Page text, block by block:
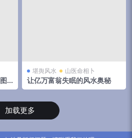
频
堪舆风水 山医命相卜
让亿万富翁失眠的风水奥秘
加载更多